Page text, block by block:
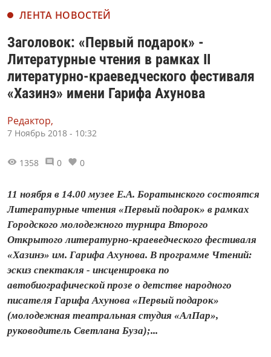
ЛЕНТА НОВОСТЕЙ
Заголовок: «Первый подарок» -
Литературные чтения в рамках II
литературно-краеведческого фестиваля
«Хазинэ» имени Гарифа Ахунова
Редактор,
7 Ноябрь 2018 - 10:32
1358 0 0
11 ноября в 14.00 музее Е.А. Боратынского состоятся
Литературные чтения «Первый подарок» в рамках
Городского молодежного турнира Второго
Открытого литературно-краеведческого фестиваля
«Хазинэ» им. Гарифа Ахунова. В программе Чтений:
эскиз спектакля - инсценировка по
автобиографической прозе о детстве народного
писателя Гарифа Ахунова «Первый подарок»
(молодежная театральная студия «АлПар»,
руководитель Светлана Буза);...